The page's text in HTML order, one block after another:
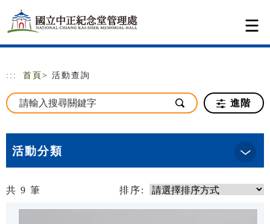
跳到主要內容
網站導覽
::: 首頁 > 活動查詢
進階
活動分類
共 9 筆 排序: